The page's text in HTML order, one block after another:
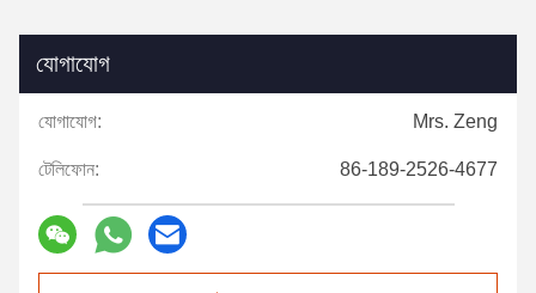
যোগাযোগ
যোগাযোগ: Mrs. Zeng
টেলিফোন: 86-189-2526-4677